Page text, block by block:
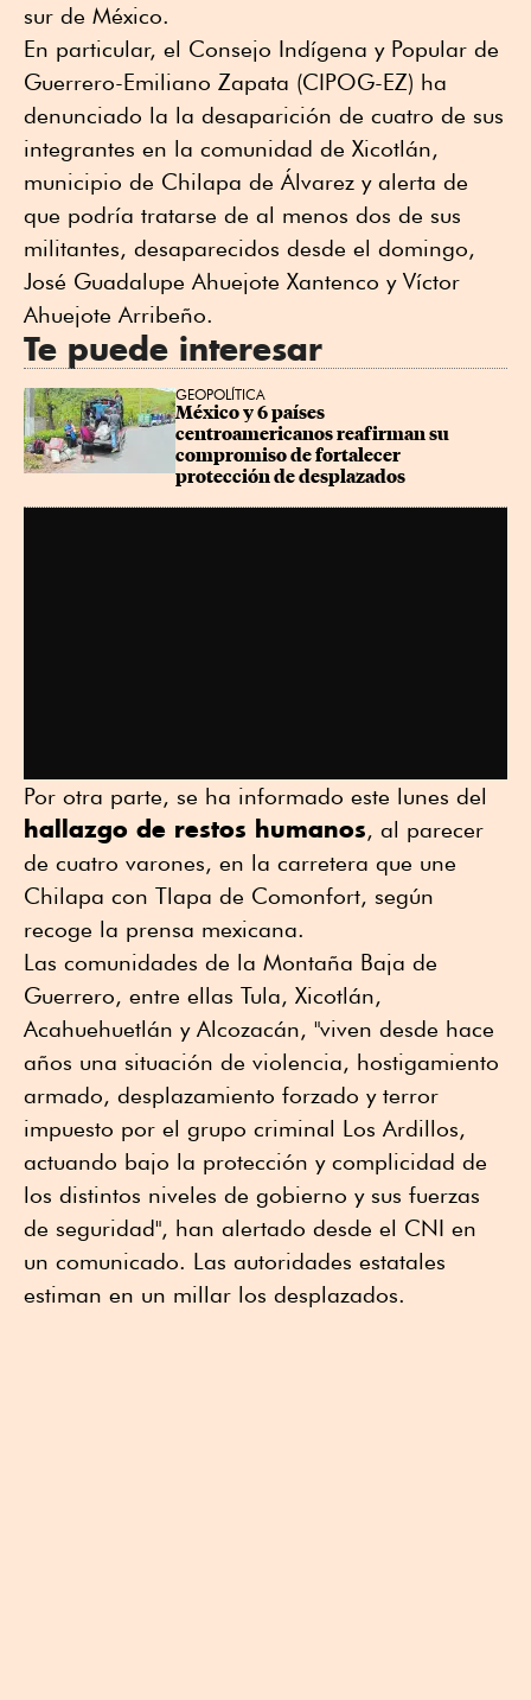
sur de México.
En particular, el Consejo Indígena y Popular de
Guerrero-Emiliano Zapata (CIPOG-EZ) ha
denunciado la la desaparición de cuatro de sus
integrantes en la comunidad de Xicotlán,
municipio de Chilapa de Álvarez y alerta de
que podría tratarse de al menos dos de sus
militantes, desaparecidos desde el domingo,
José Guadalupe Ahuejote Xantenco y Víctor
Ahuejote Arribeño.
Te puede interesar
GEOPOLÍTICA
México y 6 países
centroamericanos reafirman su
compromiso de fortalecer
protección de desplazados
Por otra parte, se ha informado este lunes del
hallazgo de restos humanos, al parecer
de cuatro varones, en la carretera que une
Chilapa con Tlapa de Comonfort, según
recoge la prensa mexicana.
Las comunidades de la Montaña Baja de
Guerrero, entre ellas Tula, Xicotlán,
Acahuehuetlán y Alcozacán, "viven desde hace
años una situación de violencia, hostigamiento
armado, desplazamiento forzado y terror
impuesto por el grupo criminal Los Ardillos,
actuando bajo la protección y complicidad de
los distintos niveles de gobierno y sus fuerzas
de seguridad", han alertado desde el CNI en
un comunicado. Las autoridades estatales
estiman en un millar los desplazados.